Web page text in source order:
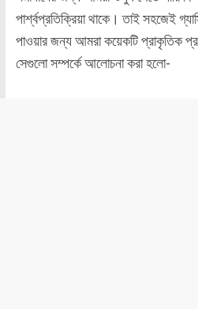
পার্শ্বপ্রতিক্রিয়া থাকে। তাই সহজেই
পাওয়ার জন্য আমরা কয়েকটি প্রাকৃতিক
সেগুলো সম্পর্কে আলোচনা করা হলো-